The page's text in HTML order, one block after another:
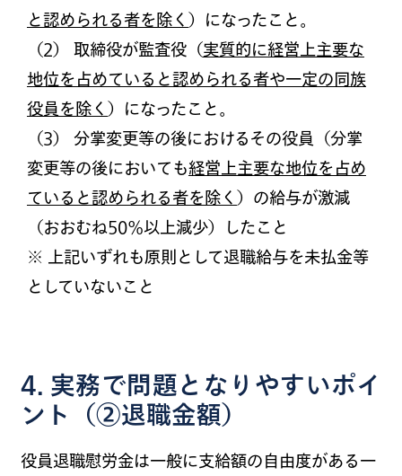
と認められる 者を除く ）になったこと。
（2 ） 取締役が監査役（実質的に経営上主要な
地位を占めていると認められる者や一定の同族
役員を除く ）になったこと。
（3 ）
分掌変更等の後におけるその役員（分掌
変更等の後においても経営上主要な地位を占め
ていると認められる者を除く ）の給与が激減
（おおむね50％以上減少）したこと
※
上記いずれも原則として退職給与を未払金等
としていないこと
4. 実務で問題となりやすいポイ
ント（②退職金額）
役員退職慰労金は一般に支給額の自由度がある一